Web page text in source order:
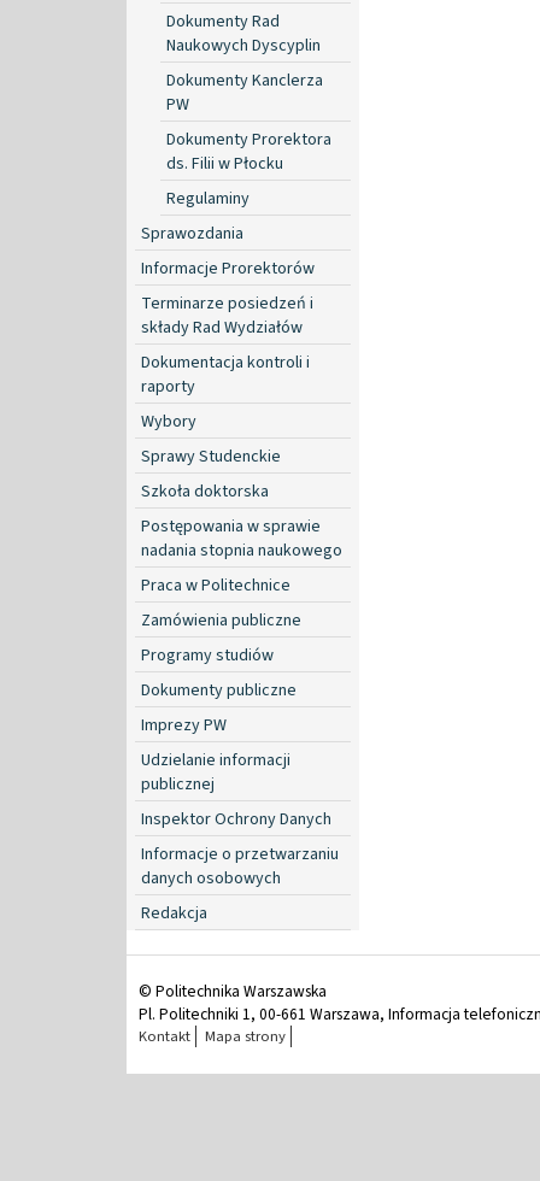
Dokumenty Rad
Naukowych Dyscyplin
Dokumenty Kanclerza
PW
Dokumenty Prorektora
ds. Filii w Płocku
Regulaminy
Sprawozdania
Informacje Prorektorów
Terminarze posiedzeń i
składy Rad Wydziałów
Dokumentacja kontroli i
raporty
Wybory
Sprawy Studenckie
Szkoła doktorska
Postępowania w sprawie
nadania stopnia naukowego
Praca w Politechnice
Zamówienia publiczne
Programy studiów
Dokumenty publiczne
Imprezy PW
Udzielanie informacji
publicznej
Inspektor Ochrony Danych
Informacje o przetwarzaniu
danych osobowych
Redakcja
© Politechnika Warszawska
Pl. Politechniki 1, 00-661 Warszawa, Informacja
Kontakt Mapa strony